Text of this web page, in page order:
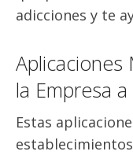
adicciones y te
Aplicaciones
la Empresa
Estas